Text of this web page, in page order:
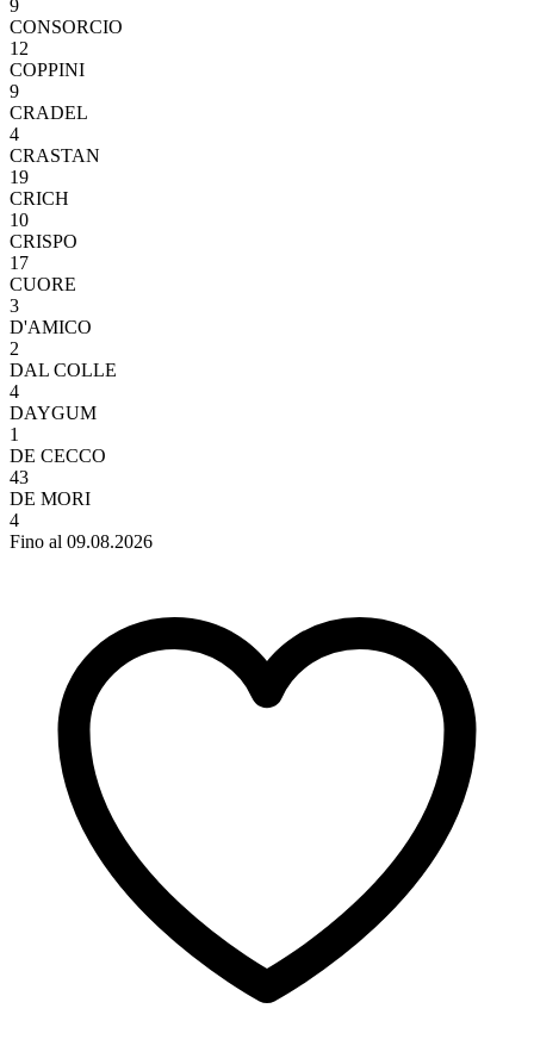
9
CONSORCIO
12
COPPINI
9
CRADEL
4
CRASTAN
19
CRICH
10
CRISPO
17
CUORE
3
D'AMICO
2
DAL COLLE
4
DAYGUM
1
DE CECCO
43
DE MORI
4
Fino al 09.08.2026